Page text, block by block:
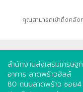
คุณสามารถเข้าถึงคลัง
สำนักงานส่งเสริมเศรษ
อาคาร ลาดพร้าวฮิลล์
80 ถนนลาดพร้าว ซอย